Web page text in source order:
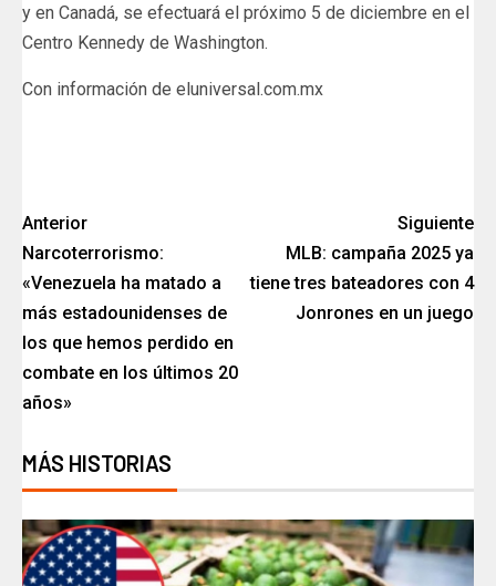
y en Canadá, se efectuará el próximo 5 de diciembre en el
Centro Kennedy de Washington.
Con información de eluniversal.com.mx
Anterior
Narcoterrorismo:
«Venezuela ha matado a
más estadounidenses de
los que hemos perdido en
combate en los últimos 20
años»
Siguiente
MLB: campaña 2025 ya
tiene tres bateadores con 4
Jonrones en un juego
MÁS HISTORIAS